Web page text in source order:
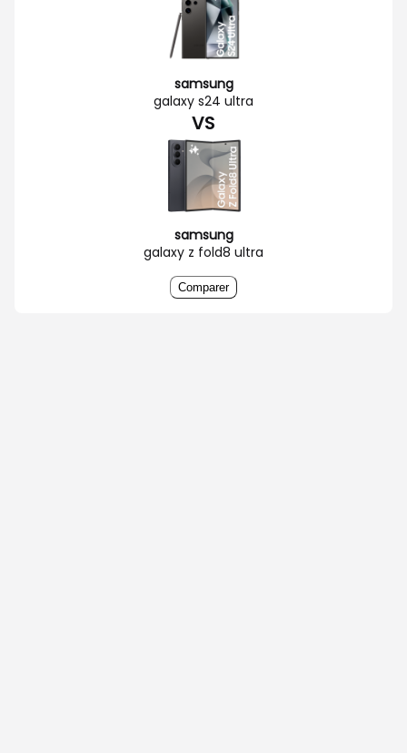
samsung
galaxy s24 ultra
VS
samsung
galaxy z fold8 ultra
Comparer